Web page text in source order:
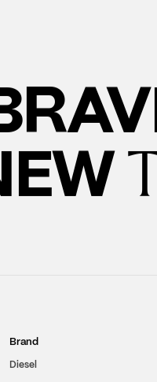
Brand
Diesel